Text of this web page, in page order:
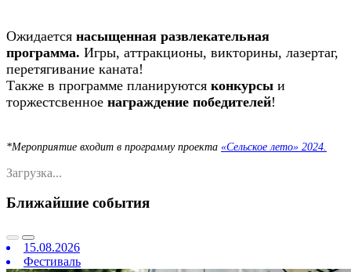
Ожидается насыщенная развлекательная
программа. Игры, аттракционы, викторины, лазертаг,
перетягивание каната!
Также в программе планируются конкурсы и
торжестсвенное награждение победителей!
*Мероприятие входит в программу проекта «Сельское лето» 2024.
Загрузка...
Ближайшие события
15.08.2026
Фестиваль